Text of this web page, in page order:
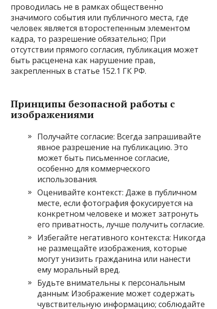
проводилась не в рамках общественно
значимого события или публичного места, где
человек является второстепенным элементом
кадра, то разрешение обязательно; При
отсутствии прямого согласия, публикация может
быть расценена как нарушение прав,
закрепленных в статье 152.1 ГК РФ.
Принципы безопасной работы с
изображениями
Получайте согласие: Всегда запрашивайте
явное разрешение на публикацию. Это
может быть письменное согласие,
особенно для коммерческого
использования.
Оценивайте контекст: Даже в публичном
месте, если фотография фокусируется на
конкретном человеке и может затронуть
его приватность, лучше получить согласие.
Избегайте негативного контекста: Никогда
не размещайте изображения, которые
могут унизить гражданина или нанести
ему моральный вред.
Будьте внимательны к персональным
данным: Изображение может содержать
чувствительную информацию; соблюдайте